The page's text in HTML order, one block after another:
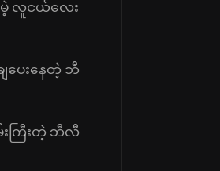
လူငယ်လေး
ပေးနေတဲ့ ဘီ
းကြီးတဲ့ ဘီလီ